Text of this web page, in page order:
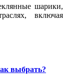
шарики,
включая
выбрать?